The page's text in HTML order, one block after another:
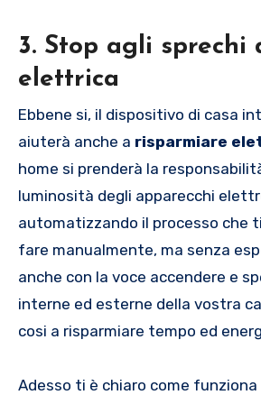
3. Stop agli sprechi
elettrica
Ebbene si, il dispositivo di casa
aiuterà anche a risparmiare
home si prenderà la
luminosità degli apparecchi
automatizzando il processo che
fare manualmente, ma senza
anche con la voce accendere e
interne ed esterne della vostra
cosi a risparmiare tempo ed
Adesso ti è chiaro come funziona